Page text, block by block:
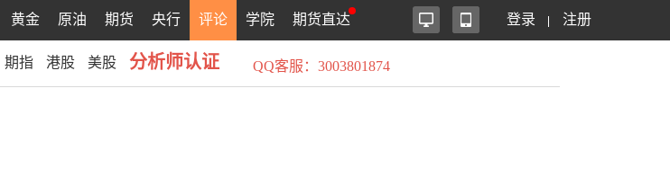
黄金 原油 期货 央行 评论 学院 期货直达 登录 注册
期指 港股 美股 分析师认证 QQ客服：3003801874